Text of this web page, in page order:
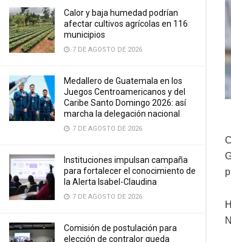
Calor y baja humedad podrían
afectar cultivos agrícolas en 116
municipios
7 DE AGOSTO DE 2026
Medallero de Guatemala en los
Juegos Centroamericanos y del
Caribe Santo Domingo 2026: así
marcha la delegación nacional
7 DE AGOSTO DE 2026
Instituciones impulsan campaña
para fortalecer el conocimiento de
la Alerta Isabel-Claudina
7 DE AGOSTO DE 2026
Comisión de postulación para
elección de contralor queda